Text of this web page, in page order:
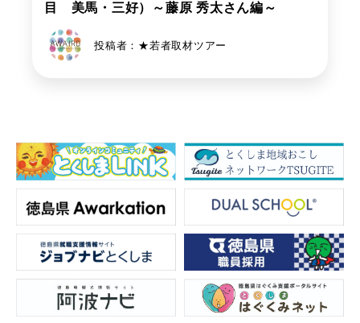
目 美馬・三好）～藤原 秀太さん編～
投稿者：★若者取材ツアー